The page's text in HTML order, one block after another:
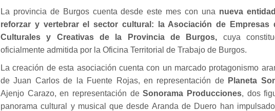
La provincia de Burgos cuenta desde este mes con una nueva
reforzar y vertebrar el sector cultural: la Asociación de Empresas
Culturales y Creativas de la Provincia de Burgos, cuya
oficialmente admitida por la Oficina Territorial de Trabajo de Burgos.
La creación de esta asociación cuenta con un marcado protagonismo
de Juan Carlos de la Fuente Rojas, en representación dePlaneta
Ajenjo Carazo, en representación deSonorama Producciones, dos
panorama cultural y musical que desde Aranda de Duero han